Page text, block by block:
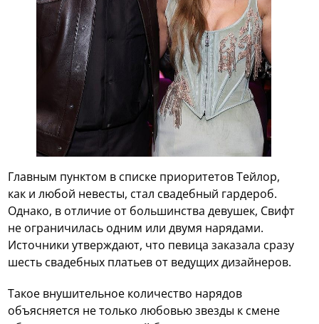
Главным пунктом в списке приоритетов Тейлор,
как и любой невесты, стал свадебный гардероб.
Однако, в отличие от большинства девушек, Свифт
не ограничилась одним или двумя нарядами.
Источники утверждают, что певица заказала сразу
шесть свадебных платьев от ведущих дизайнеров.
Такое внушительное количество нарядов
объясняется не только любовью звезды к смене